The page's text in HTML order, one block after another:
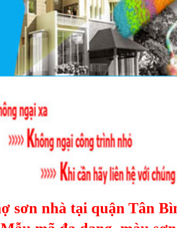
sơn nhà tại quận Tân